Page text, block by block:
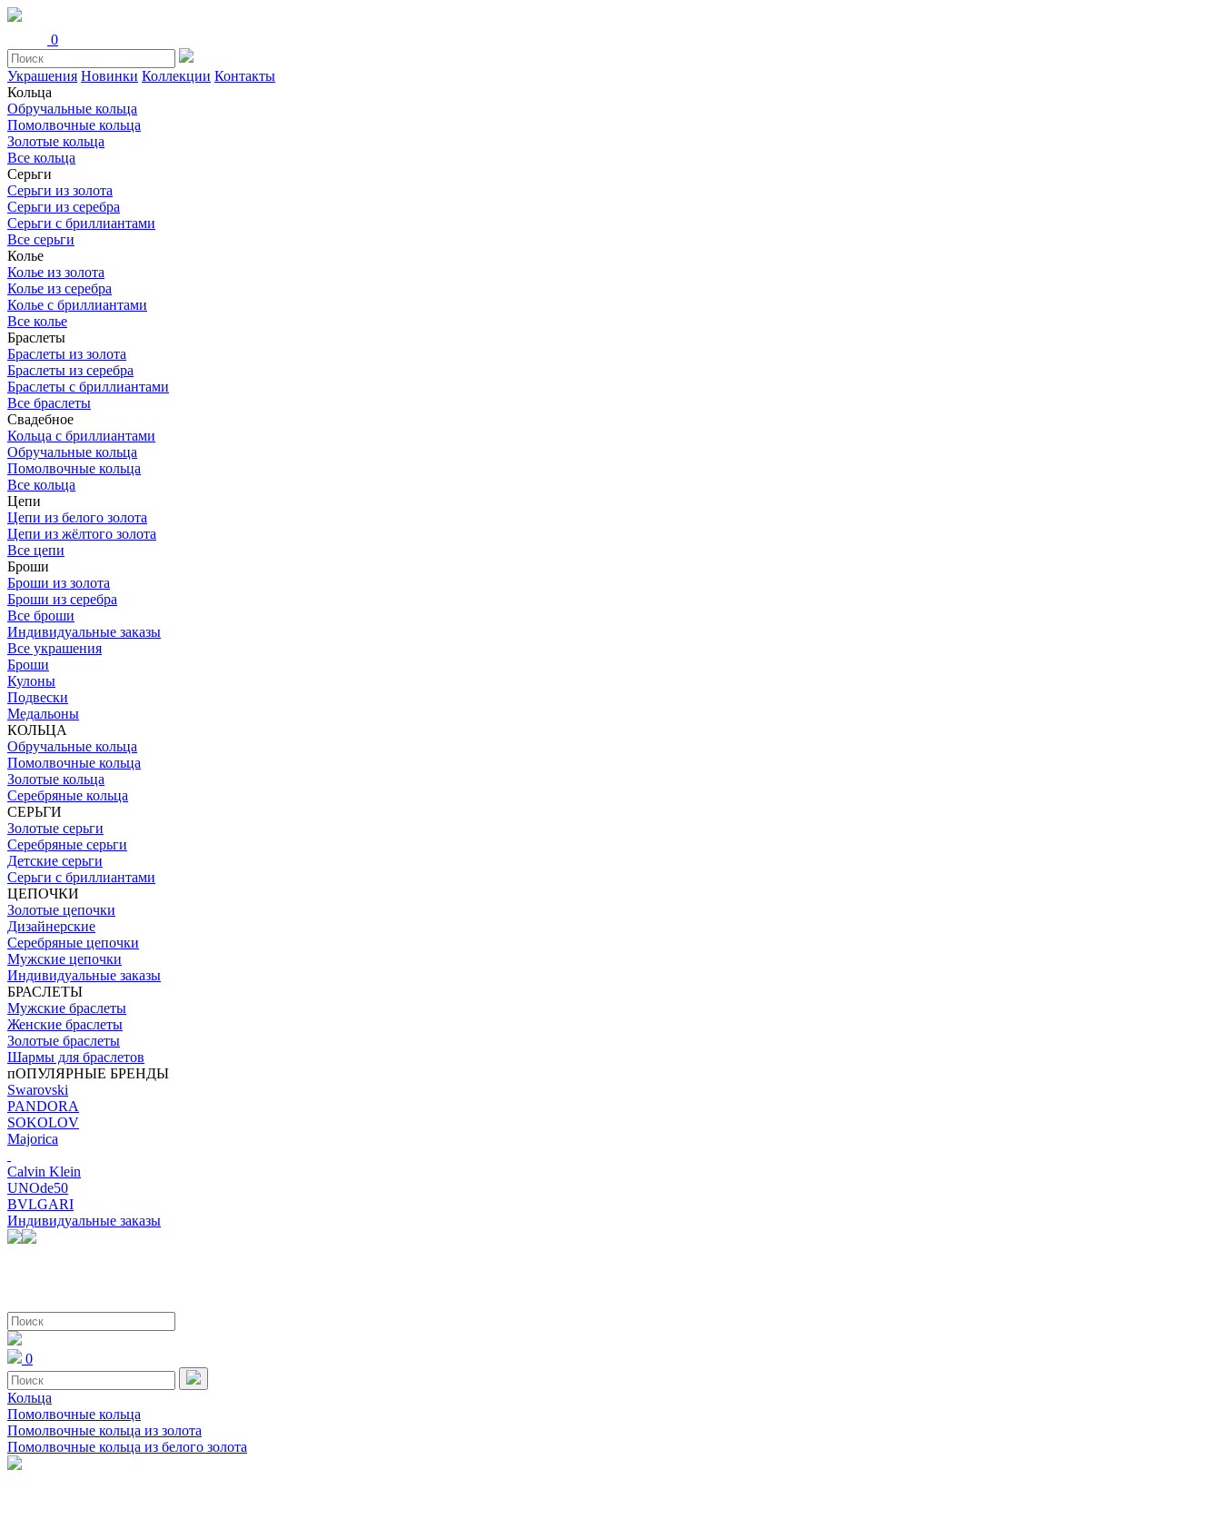
0
Украшения Новинки Коллекции Контакты
Кольца
Обручальные кольца
Помолвочные кольца
Золотые кольца
Все кольца
Серьги
Серьги из золота
Серьги из серебра
Серьги с бриллиантами
Все серьги
Колье
Колье из золота
Колье из серебра
Колье с бриллиантами
Все колье
Браслеты
Браслеты из золота
Браслеты из серебра
Браслеты с бриллиантами
Все браслеты
Свадебное
Кольца с бриллиантами
Обручальные кольца
Помолвочные кольца
Все кольца
Цепи
Цепи из белого золота
Цепи из жёлтого золота
Все цепи
Броши
Броши из золота
Броши из серебра
Все броши
Индивидуальные заказы
Все украшения
Броши
Кулоны
Подвески
Медальоны
КОЛЬЦА
Обручальные кольца
Помолвочные кольца
Золотые кольца
Серебряные кольца
СЕРЬГИ
Золотые серьги
Серебряные серьги
Детские серьги
Серьги с бриллиантами
ЦЕПОЧКИ
Золотые цепочки
Дизайнерские
Серебряные цепочки
Мужские цепочки
Индивидуальные заказы
БРАСЛЕТЫ
Мужские браслеты
Женские браслеты
Золотые браслеты
Шармы для браслетов
пОПУЛЯРНЫЕ БРЕНДЫ
Swarovski
PANDORA
SOKOLOV
Majorica
Calvin Klein
UNOde50
BVLGARI
Индивидуальные заказы
0
Кольца
Помолвочные кольца
Помолвочные кольца из золота
Помолвочные кольца из белого золота